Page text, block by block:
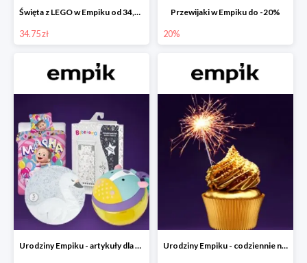
Święta z LEGO w Empiku od 34,75 zł
34.75 zł
Przewijaki w Empiku do -20%
20%
Urodziny Empiku - artykuły dla mamy i dziecka do -40% Urodziny Empiku - codziennie nowe okazje nawet do -60%